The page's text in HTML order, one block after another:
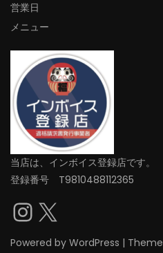
営業日
メニュー
当店は、インボイス登録店です。
登録番号 T9810488112365
Instagram
X
Powered by WordPress | Theme